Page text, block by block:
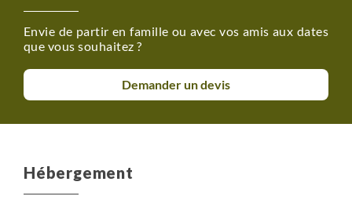
Envie de partir en famille ou avec vos amis aux dates
que vous souhaitez ?
Demander un devis
Hébergement